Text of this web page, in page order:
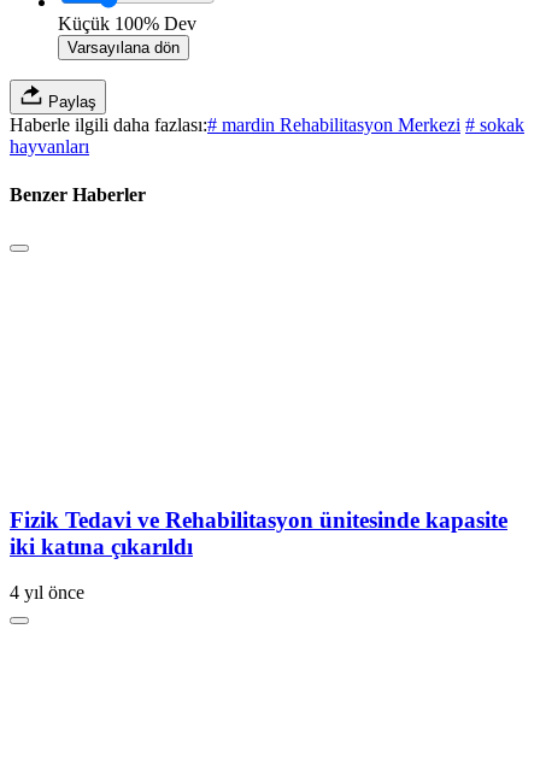
Küçük 100% Dev
Varsayılana dön
Paylaş
Haberle ilgili daha fazlası:# mardin Rehabilitasyon Merkezi # sokak
hayvanları
Benzer Haberler
Fizik Tedavi ve Rehabilitasyon ünitesinde kapasite
iki katına çıkarıldı
4 yıl önce